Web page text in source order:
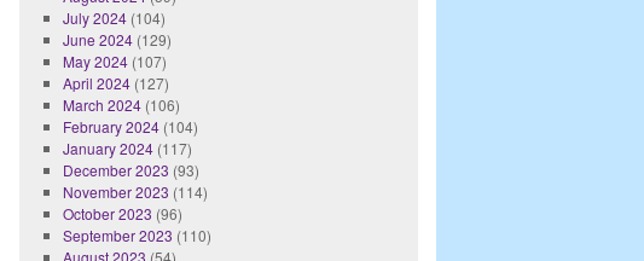
July 2024(104)
June 2024(129)
May 2024(107)
April 2024(127)
March 2024(106)
February 2024(104)
January 2024(117)
December 2023 (93)
November 2023 (114)
October 2023 (96)
September 2023 (110)
August 2023 (54)